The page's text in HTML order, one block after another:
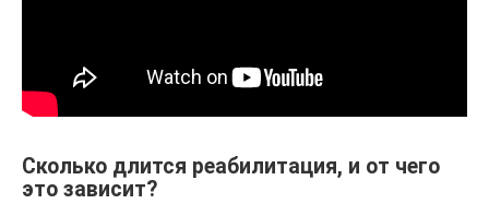
Сколько длится реабилитация, и от чего
это зависит?